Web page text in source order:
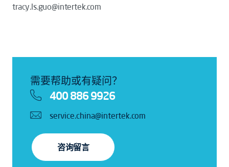
tracy.ls.guo@intertek.com
需要帮助或有疑问？
400 886 9926
service.china@intertek.com
咨询留言